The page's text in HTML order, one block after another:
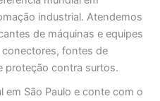
industrial. Atendemos
de máquinas e equipes
fontes de
proteção contra surtos.
São Paulo e conte com o